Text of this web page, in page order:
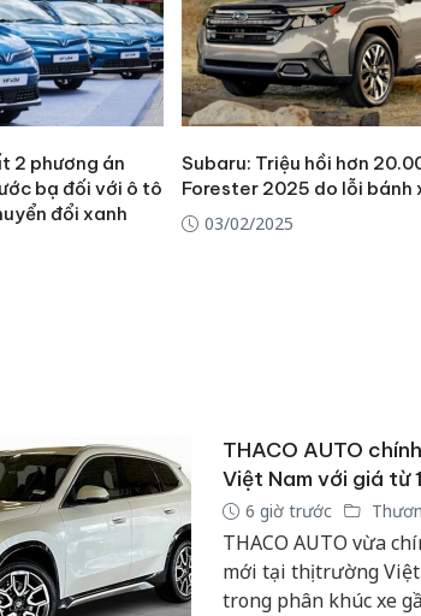
2 phương án
bạ đối với ô tô
đổi xanh
Subaru: Triệu hồi hơn
Forester 2025 do lỗi bánh
03/02/2025
THACO AUTO
Việt Nam với giá từ
6 giờ trước
THACO AUTO vừa
mới tại thị trường
trong phân khúc xe